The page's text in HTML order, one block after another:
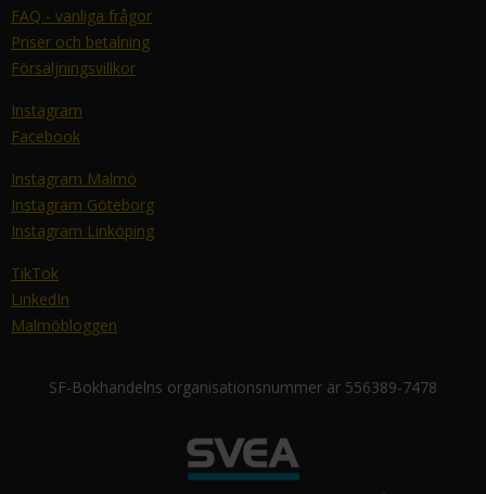
FAQ - vanliga frågor
Priser och betalning
Försäljningsvillkor
Instagram
Facebook
Instagram Malmö
Instagram Göteborg
Instagram Linköping
TikTok
LinkedIn
Malmöbloggen
SF-Bokhandelns organisationsnummer är 556389-7478